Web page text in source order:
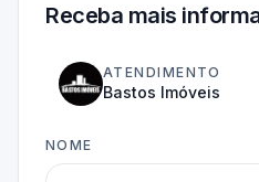
Receba mais
ATENDIMENTO
Bastos Imóveis
NOME